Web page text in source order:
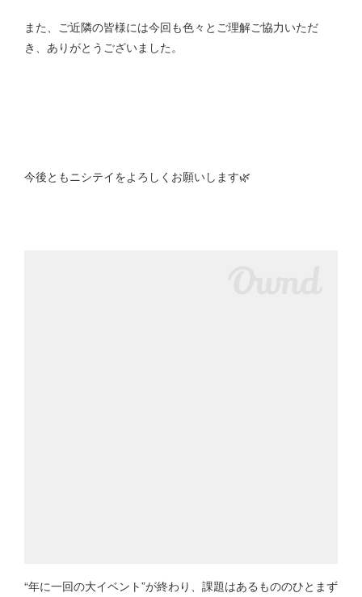
また、ご近隣の皆様には今回も色々とご理解ご協力いただ
き、ありがとうございました。
今後ともニシテイをよろしくお願いします🌿
“年に一回の大イベント”が終わり、課題はあるもののひとまず